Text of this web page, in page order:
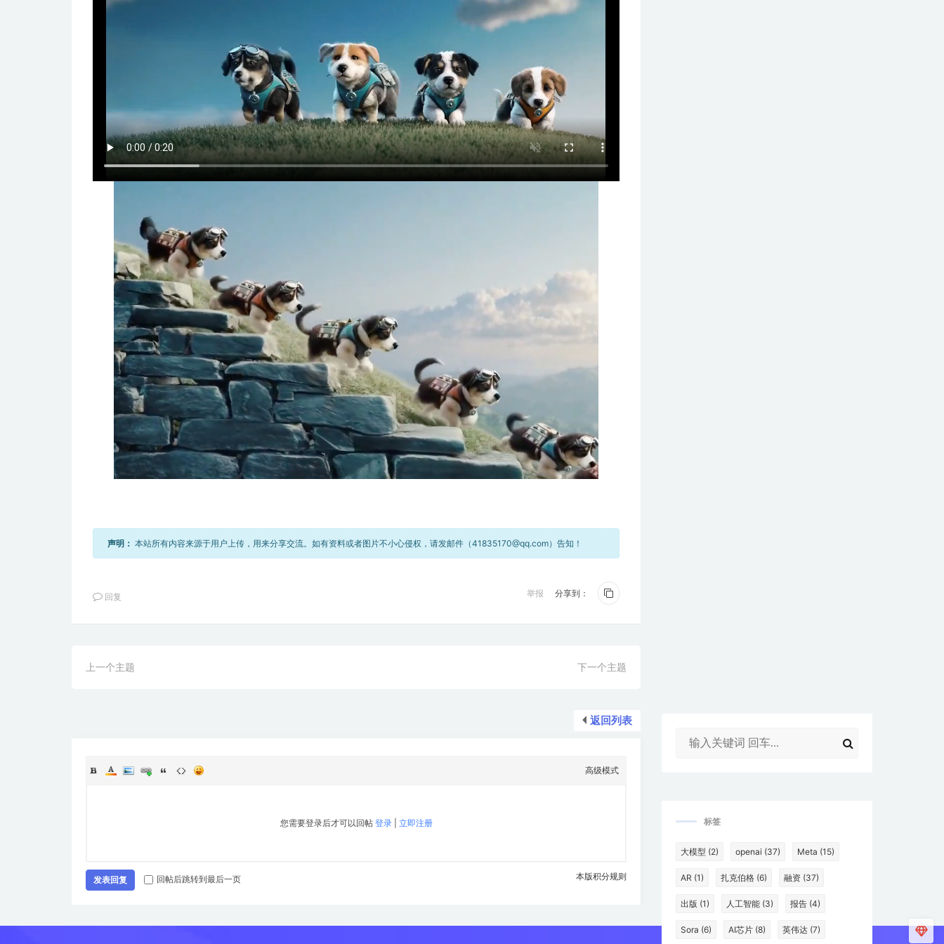
声明： 本站所有内容来源于用户上传，用来分享交流。如有资料或者图片不小心侵权，请发邮件（41835170@qq.com）告知！
分享到：
回复 举报
上一个主题 下一个主题
返回列表
高级模式
您需要登录后才可以回帖 登录| 立即注册
本版积分规则
发表回复 回帖后跳转到最后一页
标签
大模型 (2) openai (37) Meta (15)
AR (1) 扎克伯格 (6) 融资 (37)
出版 (1) 人工智能 (3) 报告 (4)
Sora (6) AI芯片 (8) 英伟达 (7)